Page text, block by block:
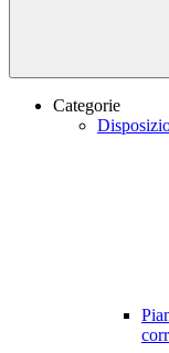
Categorie